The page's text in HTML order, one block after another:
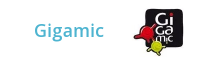
Gigamic